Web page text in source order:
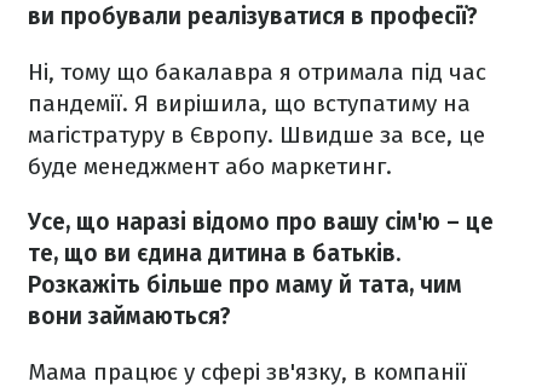
ви пробували реалізуватися в професії?
Ні, тому що бакалавра я отримала під час
пандемії. Я вирішила, що вступатиму на
магістратуру в Європу. Швидше за все, це
буде менеджмент або маркетинг.
Усе, що наразі відомо про вашу сім'ю – це
те, що ви єдина дитина в батьків.
Розкажіть більше про маму й тата, чим
вони займаються?
Мама працює у сфері зв'язку, в компанії